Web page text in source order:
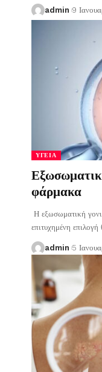
admin 9
ΥΓΕΊΑ
φάρμακα
Η εξωσωματική
επιτυχημένη επιλογή
admin 5